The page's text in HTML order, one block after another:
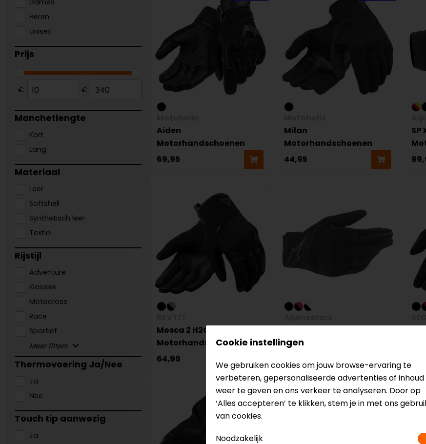
Dames
Heren
Unisex
Prijs
€ €
Manchetlengte
Kort
Lang
Materiaal
Leer
Softshell
Synthetisch leer
Textiel
Rijstijl
Adventure
Klassiek
Motocross
Race
Sportief
Thermovoering Ja/Nee
Ja
Nee
Touch tip aanwezig
Ja
Aiden
Motorhandschoenen
69,95
Milan
Motorhandschoenen
44,95
SP
Mosca 2 H2O
Motorhandschoenen
64,99
Motorhandschoenen
op=op
Cookie instellingen
We gebruiken cookies om jouw browse-ervaring te
verbeteren, gepersonaliseerde advertenties of inhoud
weer te geven en ons verkeer te analyseren. Door op
‘Alles accepteren’ te klikken, stem je in met ons
van cookies.
Noodzakelijk